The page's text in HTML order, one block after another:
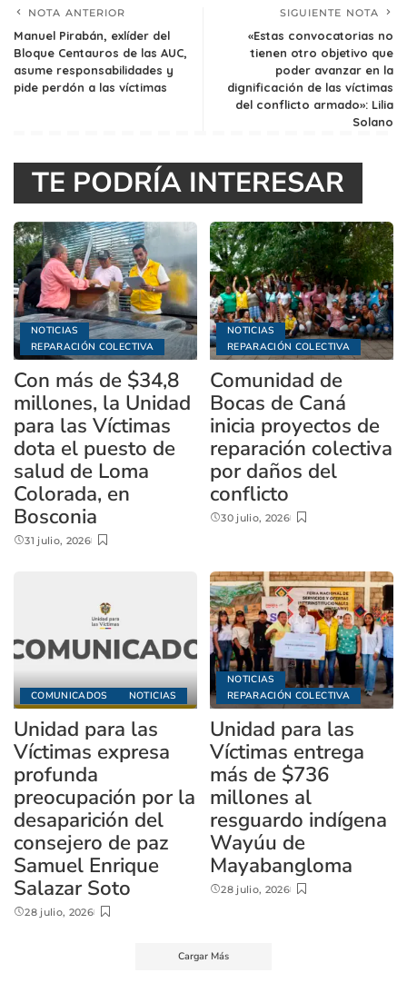
NOTA ANTERIOR
Manuel Pirabán, exlíder del
Bloque Centauros de las AUC,
asume responsabilidades y
pide perdón a las víctimas
SIGUIENTE NOTA
«Estas convocatorias no
tienen otro objetivo que
poder avanzar en la
dignificación de las víctimas
del conflicto armado»: Lilia
Solano
TE PODRÍA INTERESAR
NOTICIAS
REPARACIÓN COLECTIVA
Con más de $34,8
millones, la Unidad
para las Víctimas
dota el puesto de
salud de Loma
Colorada, en
Bosconia
31 julio, 2026
NOTICIAS
REPARACIÓN COLECTIVA
Comunidad de
Bocas de Caná
inicia proyectos de
reparación colectiva
por daños del
conflicto
30 julio, 2026
COMUNICADOS NOTICIAS
Unidad para las
Víctimas expresa
profunda
preocupación por la
desaparición del
consejero de paz
Samuel Enrique
Salazar Soto
28 julio, 2026
NOTICIAS
REPARACIÓN COLECTIVA
Unidad para las
Víctimas entrega
más de $736
millones al
resguardo indígena
Wayúu de
Mayabangloma
28 julio, 2026
Cargar Más